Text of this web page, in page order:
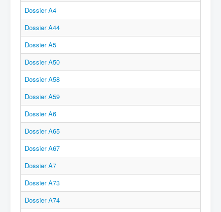
Dossier A4
Dossier A44
Dossier A5
Dossier A50
Dossier A58
Dossier A59
Dossier A6
Dossier A65
Dossier A67
Dossier A7
Dossier A73
Dossier A74